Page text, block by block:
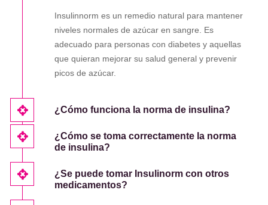
Insulinnorm es un remedio natural para mantener
niveles normales de azúcar en sangre. Es
adecuado para personas con diabetes y aquellas
que quieran mejorar su salud general y prevenir
picos de azúcar.
¿Cómo funciona la norma de insulina?
¿Cómo se toma correctamente la norma
de insulina?
¿Se puede tomar Insulinorm con otros
medicamentos?